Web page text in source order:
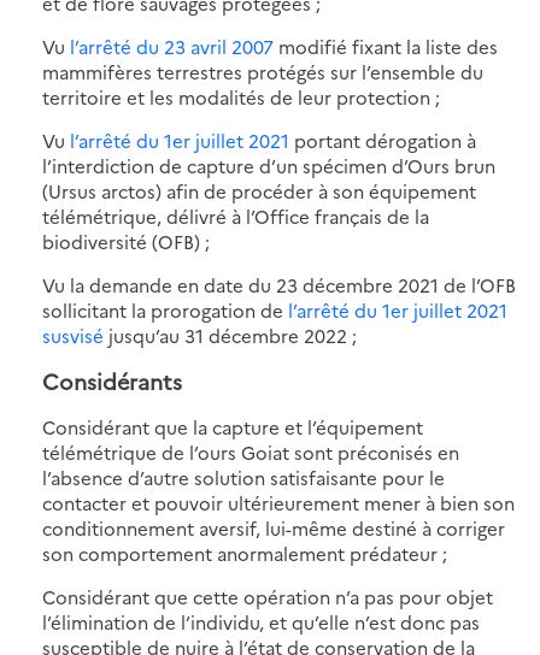
Vu l’arrêté du 23 avril 2007 modifié fixant la liste des
mammifères terrestres protégés sur l’ensemble du
territoire et les modalités de leur protection ;
Vu l’arrêté du 1er juillet 2021 portant dérogation à
l’interdiction de capture d’un spécimen d’Ours brun
(Ursus arctos) afin de procéder à son équipement
télémétrique, délivré à l’Office français de la
biodiversité (OFB) ;
Vu la demande en date du 23 décembre 2021 de l’OFB
sollicitant la prorogation de l’arrêté du 1er juillet 2021
susvisé jusqu’au 31 décembre 2022 ;
Considérants
Considérant que la capture et l’équipement
télémétrique de l’ours Goiat sont préconisés en
l’absence d’autre solution satisfaisante pour le
contacter et pouvoir ultérieurement mener à bien son
conditionnement aversif, lui-même destiné à corriger
son comportement anormalement prédateur ;
Considérant que cette opération n’a pas pour objet
l’élimination de l’individu, et qu’elle n’est donc pas
susceptible de nuire à l’état de conservation de la